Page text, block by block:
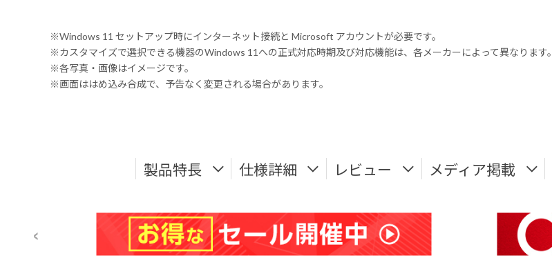
※Windows 11 セットアップ時にインターネット接続と Microsoft アカウントが必要です。
※カスタマイズで選択できる機器のWindows 11への正式対応時期及び対応機能は、各メーカーによって異なります。
※各写真・画像はイメージです。
※画面ははめ込み合成で、予告なく変更される場合があります。
製品特長 仕様詳細 レビュー メディア掲載